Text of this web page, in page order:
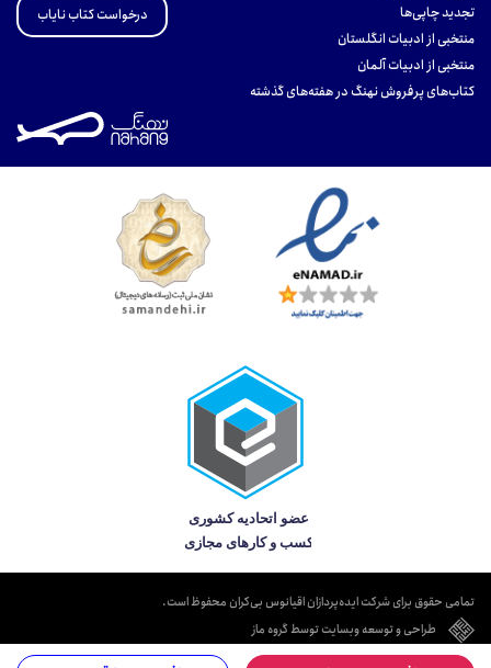
تجدید چاپی‌ها
منتخبی از ادبیات انگلستان
منتخبی از ادبیات آلمان
کتاب‌های پرفروش نهنگ در هفته‌های گذشته
درخواست کتاب نایاب
تمامی حقوق برای شرکت ایده‌پردازان اقیانوس بی‌کران محفوظ است.
طراحی و توسعه وبسایت توسط گروه ماز